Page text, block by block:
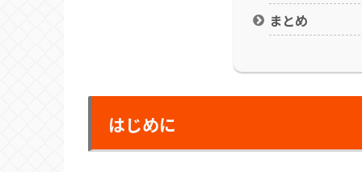
まとめ
はじめに